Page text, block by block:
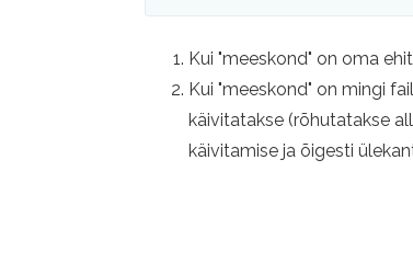
Kui "meeskond" on oma
Kui "meeskond" on mingi
käivitatakse (rõhutatakse
käivitamise ja õigesti